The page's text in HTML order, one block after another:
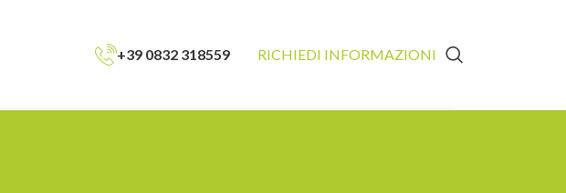
+39 0832 318559 RICHIEDI INFORMAZIONI